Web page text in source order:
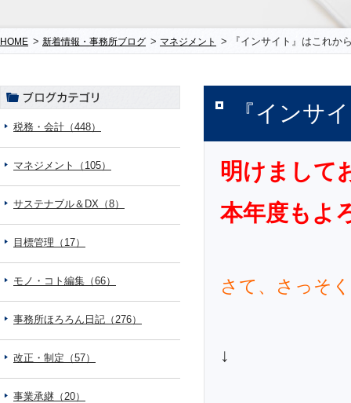
HOME > 新着情報・事務所ブログ > マネジメント > 『インサイト』はこれか
『インサ
明けまして
本年度もよ
さて、さっそ
↓
税務・会計（448）
マネジメント（105）
サステナブル＆DX（8）
目標管理（17）
モノ・コト編集（66）
事務所ほろろん日記（276）
改正・制定（57）
事業承継（20）